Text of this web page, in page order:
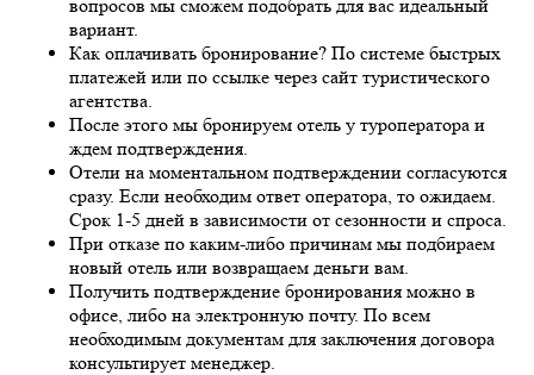
вопросов мы сможем подобрать для вас идеальный
вариант.
Как оплачивать бронирование? По системе быстрых
платежей или по ссылке через сайт туристического
агентства.
После этого мы бронируем отель у туроператора и
ждем подтверждения.
Отели на моментальном подтверждении согласуются
сразу. Если необходим ответ оператора, то ожидаем.
Срок 1-5 дней в зависимости от сезонности и спроса.
При отказе по каким-либо причинам мы подбираем
новый отель или возвращаем деньги вам.
Получить подтверждение бронирования можно в
офисе, либо на электронную почту. По всем
необходимым документам для заключения договора
консультирует менеджер.